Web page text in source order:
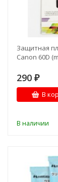
Защитная
Canon 60D
290 ₽
В
В наличии